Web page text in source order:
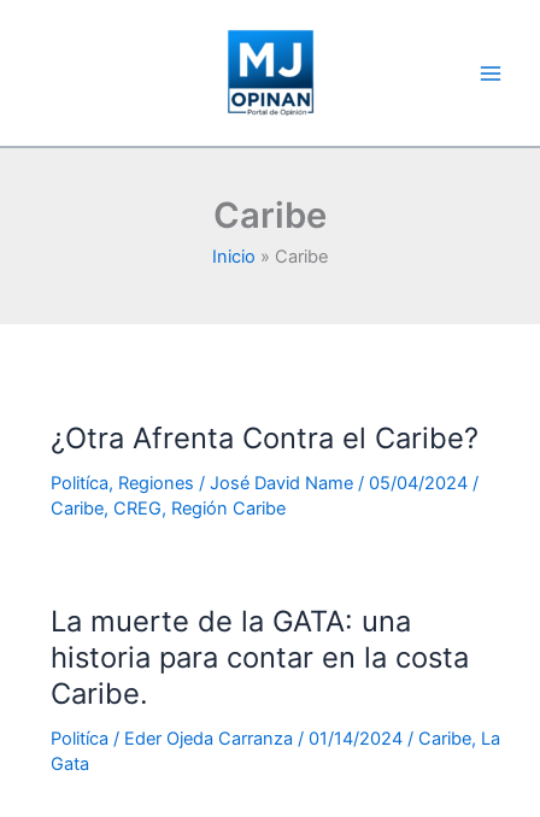
Caribe
Inicio Caribe
¿Otra Afrenta Contra el Caribe?
Politíca, Regiones / José David Name / 05/04/2024 /
Caribe, CREG, Región Caribe
La muerte de la GATA: una
historia para contar en la costa
Caribe.
Politíca / Eder Ojeda Carranza / 01/14/2024 / Caribe, La
Gata